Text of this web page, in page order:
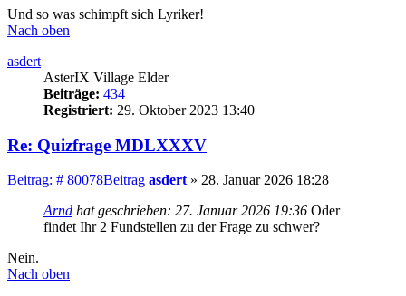
Und so was schimpft sich Lyriker!
Nach oben
asdert
AsterIX Village Elder
Beiträge: 434
Registriert: 29. Oktober 2023 13:40
Re: Quizfrage MDLXXXV
Beitrag: # 80078Beitrag asdert » 28. Januar 2026 18:28
Arnd hat geschrieben: 27. Januar 2026 19:36 Oder
findet Ihr 2 Fundstellen zu der Frage zu schwer?
Nein.
Nach oben